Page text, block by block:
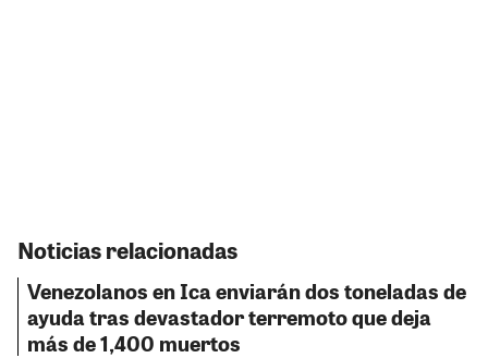
Noticias relacionadas
Venezolanos en Ica enviarán dos toneladas de
ayuda tras devastador terremoto que deja
más de 1,400 muertos